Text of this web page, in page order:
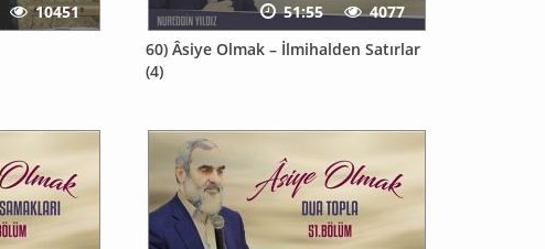
10451
60) Âsiye Olmak – İlmihalden Satırlar
(4)
51:55 4077